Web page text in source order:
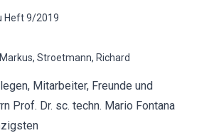
Heft9/2019
Stroetmann, Richard
Mitarbeiter, Freunde und
Prof. Dr. sc. techn. Mario Fontana